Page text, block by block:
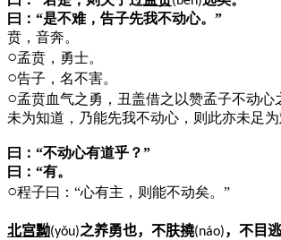
曰：“是不难，告子先我不动心。”
贲，音奔。
○孟贲，勇士。
○告子，名不害。
○孟贲血气之勇，丑盖借之以赞孟子不动心
未为知道，乃能先我不动心，则此亦未足为
曰：“不动心有道乎？”
曰：“有。
○程子曰：“心有主，则能不动矣。”
北宫黝(yǒu)之养勇也，不肤撓(náo)，不目